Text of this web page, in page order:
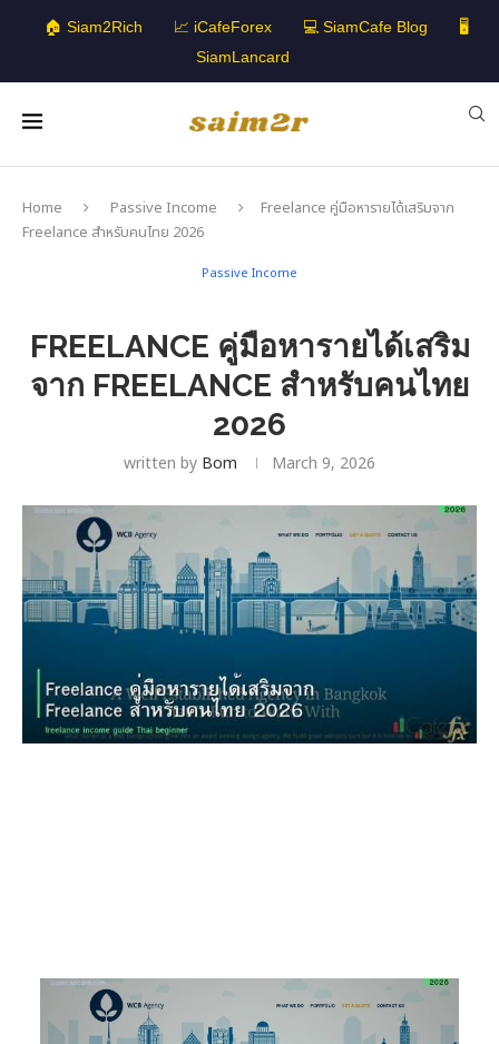
🏠 Siam2Rich 📈 iCafeForex 💻 SiamCafe Blog
🖥️
SiamLancard
Home Passive Income
Freelance คู่มือหารายได้เสริมจาก
Freelance สำหรับคนไทย 2026
Passive Income
FREELANCE คู่มือหารายได้เสริม
จาก FREELANCE สำหรับคนไทย
2026
written by Bom March 9, 2026